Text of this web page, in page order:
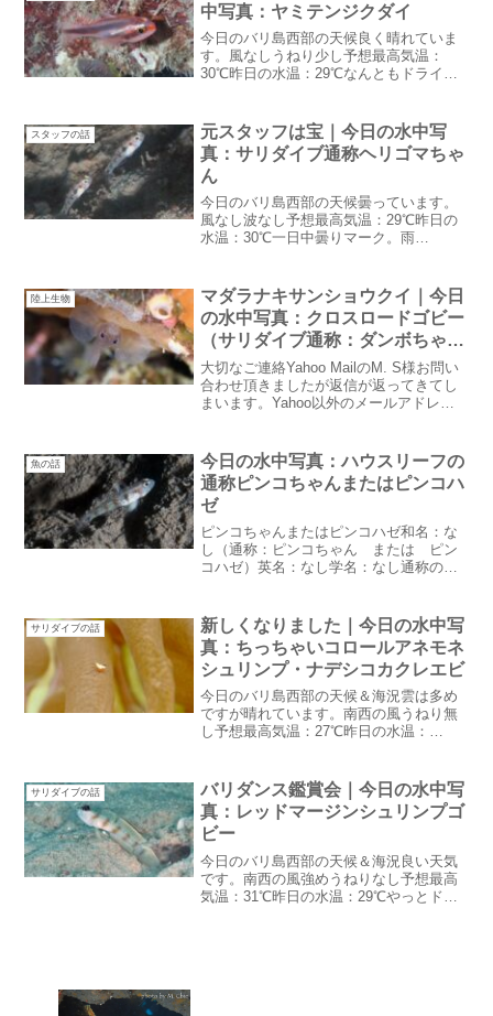
中写真：ヤミテンジクダイ
今日のバリ島西部の天候良く晴れていま
す。風なしうねり少し予想最高気温：
30℃昨日の水温：29℃なんともドライシ
のでワイドをやりたいゲスト様的にはイ
マイチと言う事で（多分...
スタッフの話
元スタッフは宝｜今日の水中写
真：サリダイブ通称ヘリゴマちゃ
ん
今日のバリ島西部の天候曇っています。
風なし波なし予想最高気温：29℃昨日の
水温：30℃一日中曇りマーク。雨
準備必要かも元スタッフは宝昨日からGW
のフルブックとなりました...
陸上生物
マダラナキサンショウクイ｜今日
の水中写真：クロスロードゴビー
（サリダイブ通称：ダンボちゃ
ん）
大切なご連絡Yahoo MailのM. S様お問い
合わせ頂きましたが返信が返ってきてし
まいます。Yahoo以外のメールアドレス
す。風なし波無し予想最高気温：31℃昨
日の...
魚の話
今日の水中写真：ハウスリーフの
通称ピンコちゃんまたはピンコハ
ゼ
ピンコちゃんまたはピンコハゼ和名：な
し（通称：ピンコちゃん または ピン
コハゼ）英名：なし学名：なし通称の由
地味な感じなので見逃されてしまうこと
が多い。日本でもよく似た...
サリダイブの話
新しくなりました｜今日の水中写
真：ちっちゃいコロールアネモネ
シュリンプ・ナデシコカクレエビ
今日のバリ島西部の天候＆海況雲は多め
ですが晴れています。南西の風うねり無
し予想最高気温：27℃昨日の水温：
た。乾季と同じ風方向でダイブセンター
が砂だらけになりました：...
サリダイブの話
バリダンス鑑賞会｜今日の水中写
真：レッドマージンシュリンプゴ
ビー
今日のバリ島西部の天候＆海況良い天気
です。南西の風強めうねりなし予想最高
気温：31℃昨日の水温：29℃やっとドラ